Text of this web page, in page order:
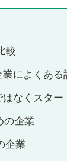
較
業によくある
なくスター
の企業
企業